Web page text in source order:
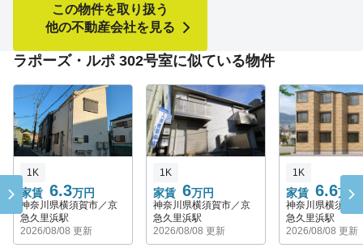
この物件を取り扱う
他の不動産会社を見る
ラポーズ・ルポ 302号室に似ている物件
家賃 6.3万円
1K
神奈川県横須賀市／京
急久里浜駅
2026/08/08 更新
家賃 6万円
1K
神奈川県横須賀市／京
急久里浜駅
2026/08/08 更新
家賃 6.6万円
1K
神奈川県横須賀
急久里浜駅
2026/08/08 更新